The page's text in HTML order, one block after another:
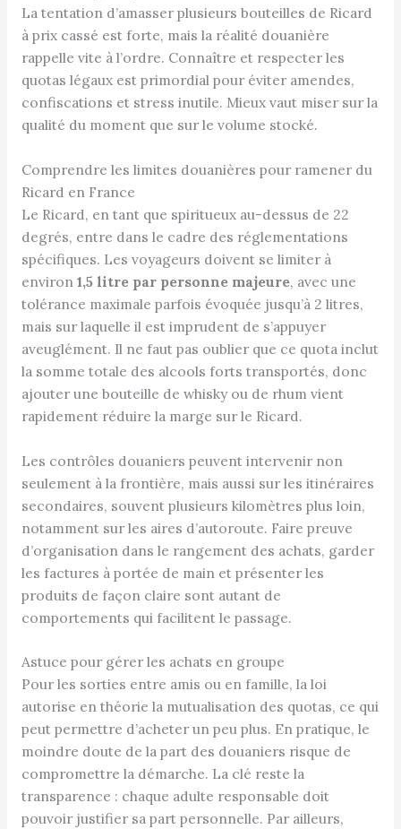
La tentation d’amasser plusieurs bouteilles de Ricard
à prix cassé est forte, mais la réalité douanière
rappelle vite à l’ordre. Connaître et respecter les
quotas légaux est primordial pour éviter amendes,
confiscations et stress inutile. Mieux vaut miser sur la
qualité du moment que sur le volume stocké.
Comprendre les limites douanières pour ramener du
Ricard en France
Le Ricard, en tant que spiritueux au-dessus de 22
degrés, entre dans le cadre des réglementations
spécifiques. Les voyageurs doivent se limiter à
environ 1,5 litre par personne majeure, avec une
tolérance maximale parfois évoquée jusqu’à 2 litres,
mais sur laquelle il est imprudent de s’appuyer
aveuglément. Il ne faut pas oublier que ce quota inclut
la somme totale des alcools forts transportés, donc
ajouter une bouteille de whisky ou de rhum vient
rapidement réduire la marge sur le Ricard.
Les contrôles douaniers peuvent intervenir non
seulement à la frontière, mais aussi sur les itinéraires
secondaires, souvent plusieurs kilomètres plus loin,
notamment sur les aires d’autoroute. Faire preuve
d’organisation dans le rangement des achats, garder
les factures à portée de main et présenter les
produits de façon claire sont autant de
comportements qui facilitent le passage.
Astuce pour gérer les achats en groupe
Pour les sorties entre amis ou en famille, la loi
autorise en théorie la mutualisation des quotas, ce qui
peut permettre d’acheter un peu plus. En pratique, le
moindre doute de la part des douaniers risque de
compromettre la démarche. La clé reste la
transparence : chaque adulte responsable doit
pouvoir justifier sa part personnelle. Par ailleurs,